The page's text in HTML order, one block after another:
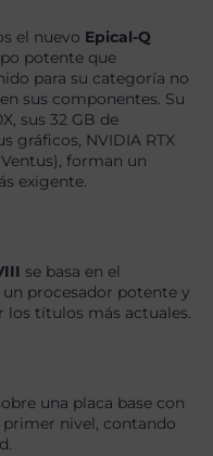
el nuevo Epical-Q
potente que
para su categoría no
sus componentes. Su
sus 32 GB de
gráficos, NVIDIA RTX
forman un
exigente.
se basa en el
procesador potente y
los títulos más actuales.
una placa base con
primer nivel, contando